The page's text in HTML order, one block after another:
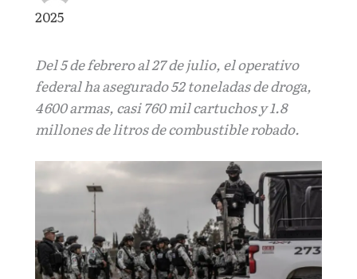
2025
Del 5 de febrero al 27 de julio, el operativo
federal ha asegurado 52 toneladas de droga,
4600 armas, casi 760 mil cartuchos y 1.8
millones de litros de combustible robado.